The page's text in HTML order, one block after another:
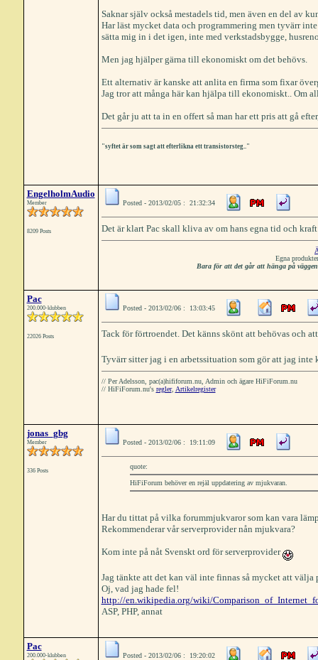
Saknar själv också mestadels tid, men även en del av
Har läst mycket data och programmering men tyvärr
sätta mig in i det igen, inte med verkstadsbygge,
Men jag hjälper gärna till ekonomiskt om det behövs.
Ett alternativ är kanske att anlita en firma som fixar
Jag tror att många här kan hjälpa till ekonomiskt.. Om
Det går ju att ta in en offert så man har ett pris att gå
"syftet är som sagt att efterlikna ett transistorsteg.."
EngelholmAudio
Member
8209 Posts
Posted - 2013/02/05 : 21:32:34
Det är klart Pac skall kliva av om hans egna tid och
Egna
Bara för att det går att hänga på
Pac
200.000-klubben
22026 Posts
Posted - 2013/02/06 : 13:03:45
Tack för förtroendet. Det känns skönt att behövas och
Tyvärr sitter jag i en arbetssituation som gör att jag inte
// Per Adelsson, pac(a)hififorum.nu, Admin och ägare HiFiForum.nu
// HiFiForum.nu's regler, Artikelregister
jonas_gbg
Member
336 Posts
Posted - 2013/02/06 : 19:11:09
quote:
HiFiForum behöver en rejäl uppdatering av mjukvaran.
Har du tittat på vilka forummjukvaror som kan vara
Rekommenderar vår serverprovider nån mjukvara?
Kom inte på nåt Svenskt ord för serverprovider
Jag tänkte att det kan väl inte finnas så mycket att välja
Oj, vad jag hade fel!
http://en.wikipedia.org/wiki/
ASP, PHP, annat
Pac
200.000-klubben Posted - 2013/02/06 : 19:20:02